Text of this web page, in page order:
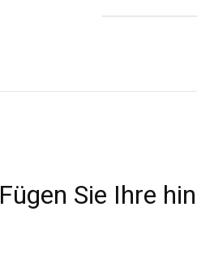
Fügen Sie Ihre